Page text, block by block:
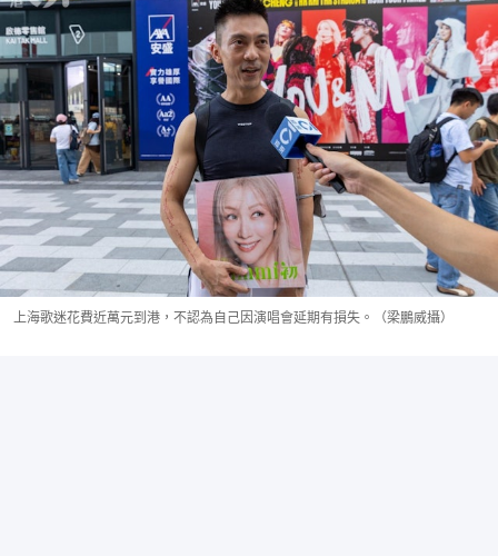
上海歌迷花費近萬元到港，不認為自己因演唱會延期有損失。（梁鵬威攝）